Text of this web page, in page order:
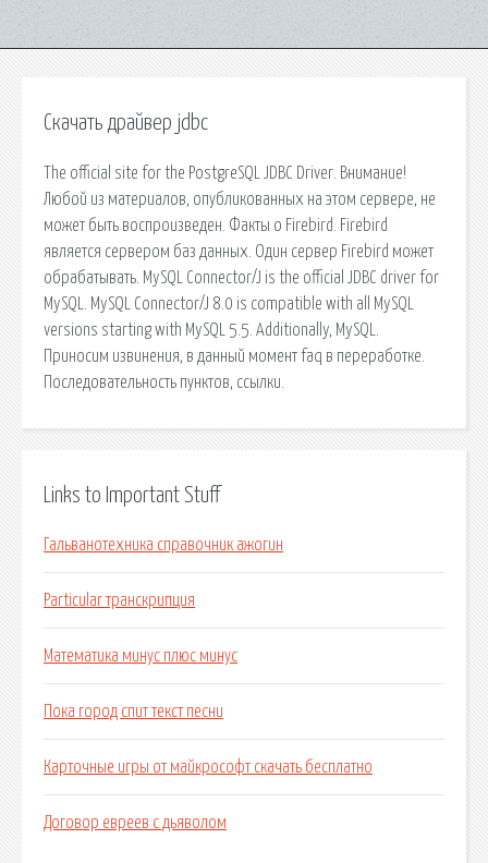
Скачать драйвер jdbc
The official site for the PostgreSQL JDBC Driver. Внимание!
Любой из материалов, опубликованных на этом сервере, не
может быть воспроизведен. Факты о Firebird. Firebird
является сервером баз данных. Один сервер Firebird может
обрабатывать. MySQL Connector/J is the official JDBC driver for
MySQL. MySQL Connector/J 8.0 is compatible with all MySQL
versions starting with MySQL 5.5. Additionally, MySQL.
Приносим извинения, в данный момент faq в переработке.
Последовательность пунктов, ссылки.
Links to Important Stuff
Гальванотехника справочник ажогин
Particular транскрипция
Математика минус плюс минус
Пока город спит текст песни
Карточные игры от майкрософт скачать бесплатно
Договор евреев с дьяволом